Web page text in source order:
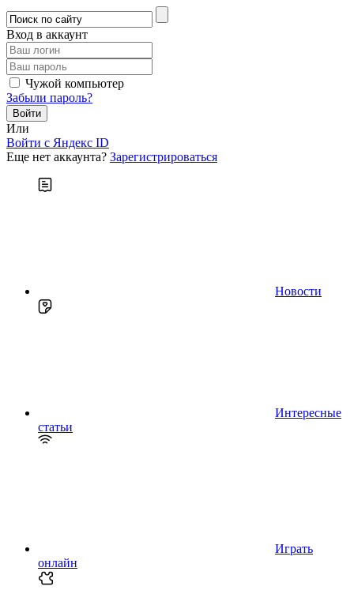
Вход в аккаунт
Чужой компьютер
Забыли пароль?
Или
Войти c Яндекс ID
Еще нет аккаунта? Зарегистрироваться
Новости
Интересные
статьи
Играть
онлайн